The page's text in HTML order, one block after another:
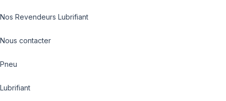
Nos Revendeurs Lubrifiant
Nous contacter
Pneu
Lubrifiant